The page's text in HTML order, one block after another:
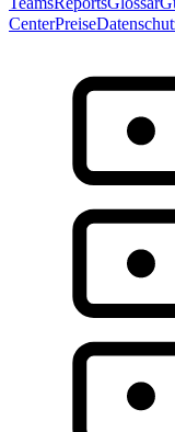
CenterPreise